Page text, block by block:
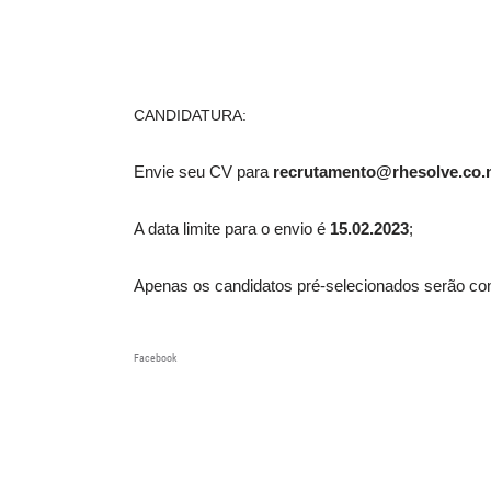
CANDIDATURA:
Envie seu CV para
A data limite para o envio é 15.02.2023;
Apenas os candidatos pré-selecionados serão
Facebook